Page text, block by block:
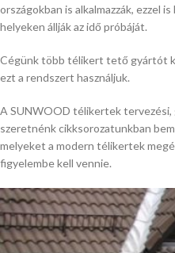
országokban is alkalmazzák, ezzel
helyeken állják az idő próbáját.
Cégünk több télikert tető gyártót
ezt a rendszert használjuk.
A SUNWOOD télikertek tervezési,
szeretnénk cikksorozatunkban
melyeket a modern télikertek
figyelembe kell vennie.